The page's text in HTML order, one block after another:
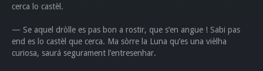
cerca lo castèl.
— Se aquel dròlle es pas bon a rostir, que s’en angue ! Sabi pas
end es lo castèl que cerca. Ma sòrre la Luna qu’es una vièlha
curiosa, saurá segurament l’entresenhar.